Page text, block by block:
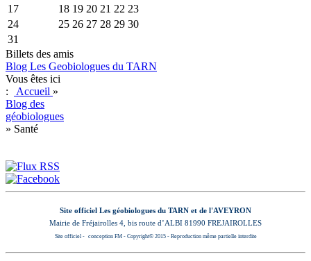
17
18 19 20 21 22 23
24
25 26 27 28 29 30
31
Billets des amis
Blog Les Geobiologues du TARN
Vous êtes ici
:
Accueil »
Blog des
géobiologues
» Santé
Site officiel Les géobiologues du TARN et de l'AVEYRON
Mairie de Fréjairolles 4, bis route d’ALBI 81990 FREJAIROLLES
Site officiel - conception FM - Copyright© 2015 - Reproduction même partielle interdite